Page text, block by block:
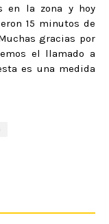
en la zona y hoy
15 minutos de
gracias por
el llamado a
es una medida